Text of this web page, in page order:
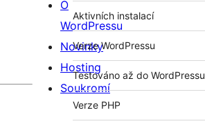
Aktivních instalací
Verze WordPressu
Testováno až do WordPressu
Verze PHP
O
WordPressu
Novinky
Hosting
Soukromí